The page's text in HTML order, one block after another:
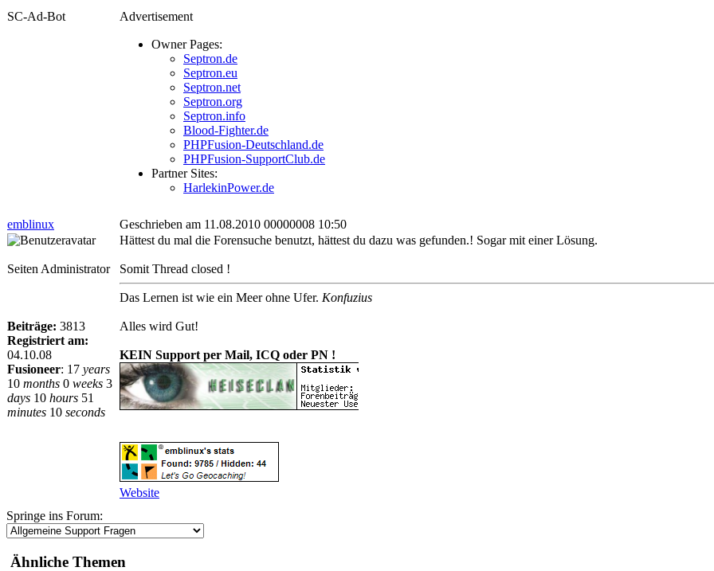
SC-Ad-Bot
Advertisement
Owner Pages:
Septron.de
Septron.eu
Septron.net
Septron.org
Septron.info
Blood-Fighter.de
PHPFusion-Deutschland.de
PHPFusion-SupportClub.de
Partner Sites:
HarlekinPower.de
emblinux Geschrieben am 11.08.2010 00000008 10:50
Seiten Administrator
Beiträge: 3813
Registriert am:
04.10.08
Fusioneer: 17 years
10 months 0 weeks 3
days 10 hours 51
minutes 10 seconds
Hättest du mal die Forensuche benutzt, hättest du dazu was gefunden.! Sogar mit einer Lösung.
Somit Thread closed !
Das Lernen ist wie ein Meer ohne Ufer. Konfuzius
Alles wird Gut!
KEIN Support per Mail, ICQ oder PN !
Website
Springe ins Forum:
Ähnliche Themen